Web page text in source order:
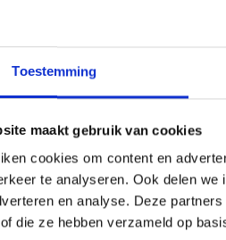
Toestemming
maakt gebruik van cookies
cookies om content en
te analyseren. Ook delen
en analyse. Deze
die ze hebben verzameld op